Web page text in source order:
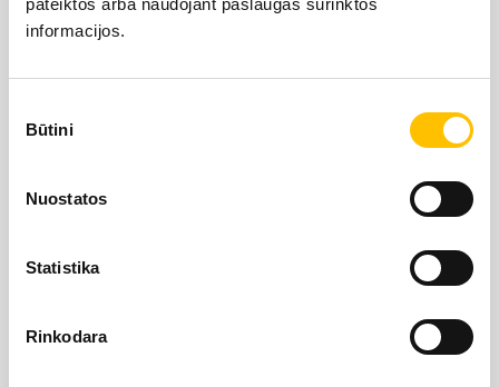
pateiktos arba naudojant paslaugas surinktos
informacijos.
pasirinkimas
Būtini
Nuostatos
Statistika
Rinkodara
KARJERAS IESPĒJAS
APIE MUS
LIEBHERR oficiālais pārstāvis Latvijā ir Alfis SIA, kam
un risinājumu izplatīšanu Latvijas teritorijā.
SĪKDATŅU IZMANTOŠANA
LIETOŠANAS NOTEIKUMI